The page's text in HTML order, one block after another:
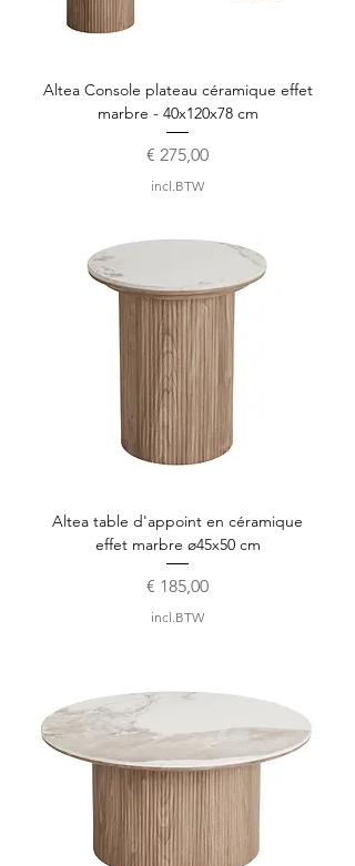
Altea Console plateau céramique effet
marbre - 40x120x78 cm
Prijs
€ 275,00
incl.BTW
Altea table d'appoint en céramique
effet marbre ø45x50 cm
Prijs
€ 185,00
incl.BTW